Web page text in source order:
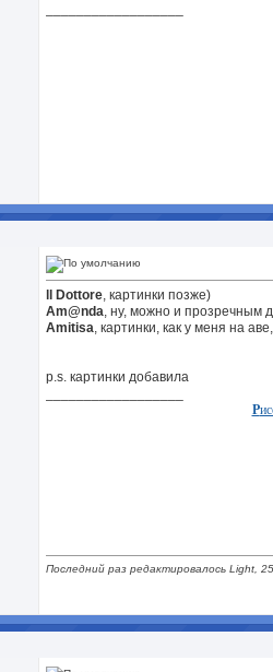
ll Dottore, картинки позже)
Am@nda, ну, можно и прозречным
Amitisa, картинки, как у меня на
p.s. картинки добавила
Р
Последний раз редактировалось Light,